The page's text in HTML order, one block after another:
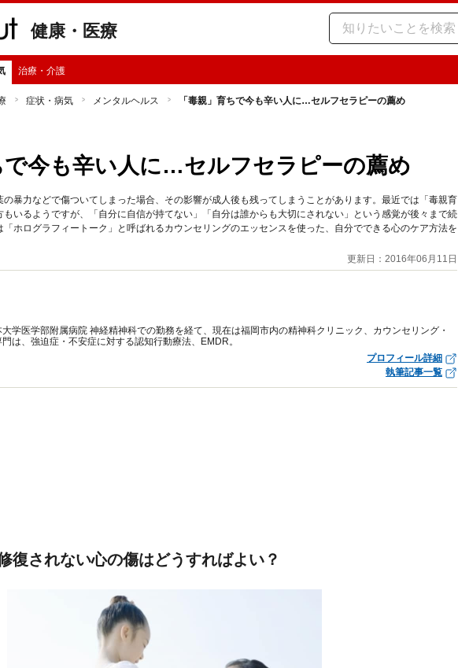
健康・医療
治療・介護
症状・病気 メンタルヘルス 「毒親」育ちで今も辛い人に…セルフセラピーの薦め
で今も辛い人に…セルフセラピーの薦め
暴力などで傷ついてしまった場合、その影響が成人後も残ってしまうことがあります。最近では「毒親育
いるようですが、「自分に自信が持てない」「自分は誰からも大切にされない」という感覚が後々まで続
「ホログラフィートーク」と呼ばれるカウンセリングのエッセンスを使った、自分でできる心のケア方法を
更新日：2016年06月11日
学医学部附属病院 神経精神科での勤務を経て、現在は福岡市内の精神科クリニック、カウンセリング・
は、強迫症・不安症に対する認知行動療法、EMDR。
プロフィール詳細
執筆記事一覧
復されない心の傷はどうすればよい？